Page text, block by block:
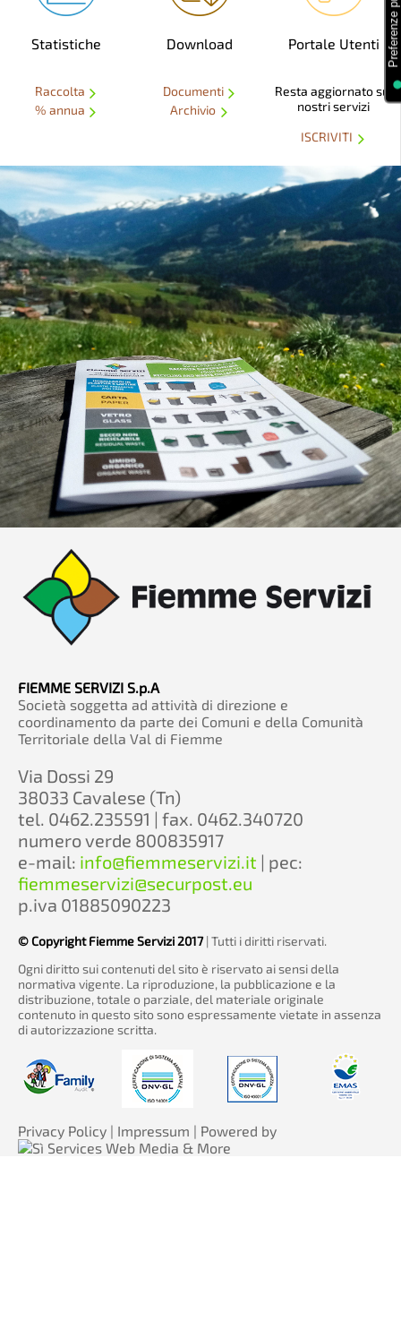
Statistiche
Raccolta
% annua
Download
Documenti
Archivio
Portale Utenti
Resta aggiornato sui
nostri servizi
ISCRIVITI
FIEMME SERVIZI S.p.A
Società soggetta ad attività di direzione e
coordinamento da parte dei Comuni e della Comunità
Territoriale della Val di Fiemme
Via Dossi 29
38033 Cavalese (Tn)
tel. 0462.235591 | fax. 0462.340720
numero verde 800835917
e-mail: info@fiemmeservizi.it | pec:
fiemmeservizi@securpost.eu
p.iva 01885090223
© Copyright Fiemme Servizi 2017| Tutti i diritti riservati.
Ogni diritto sui contenuti del sito è riservato ai sensi della
normativa vigente. La riproduzione, la pubblicazione e la
distribuzione, totale o parziale, del materiale originale
contenuto in questo sito sono espressamente vietate in assenza
di autorizzazione scritta.
Privacy Policy | Impressum | Powered by